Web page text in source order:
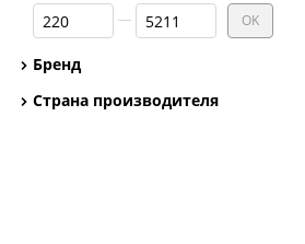
От Цена, грн
До Цена, грн OK
Бренд
Страна производителя